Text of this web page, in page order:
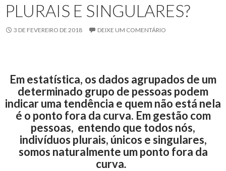
PLURAIS E SINGULARES?
3 DE FEVEREIRO DE 2018 DEIXE UM COMENTÁRIO
Em estatística, os dados agrupados de um
determinado grupo de pessoas podem
indicar uma tendência e quem não está nela
é o ponto fora da curva. Em gestão com
pessoas, entendo que todos nós,
indivíduos plurais, únicos e singulares,
somos naturalmente um ponto fora da
curva.